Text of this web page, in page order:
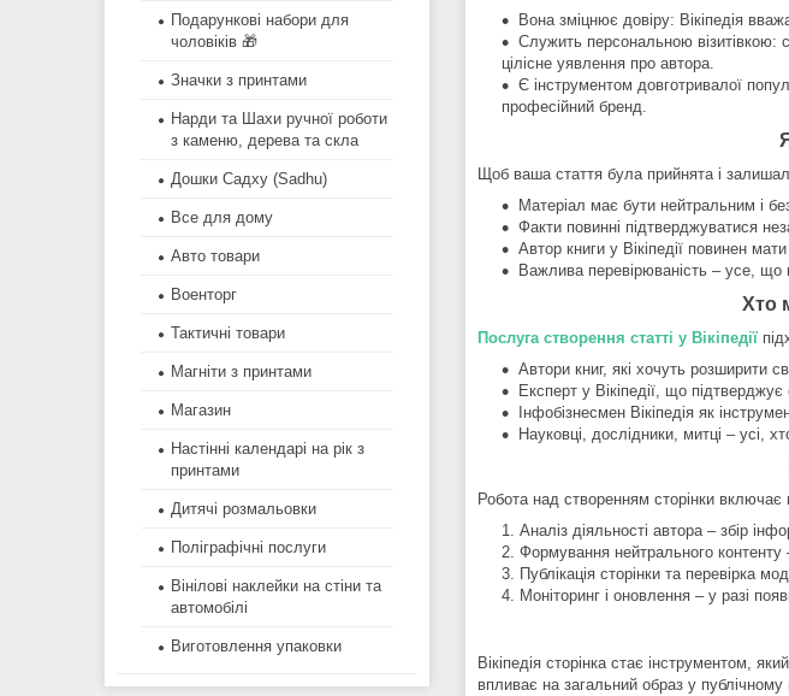
Вона зміцнює довіру: Вікіпедія
Служить персональною візитівкою:
цілісне уявлення про автора.
Є інструментом довготривалої
професійний бренд.
Щоб ваша стаття була прийнята і
Матеріал має бути нейтральним і
Факти повинні підтверджуватися
Автор книги у Вікіпедії повинен
Важлива перевірюваність – усе,
Хто
Послуга створення статті у Вікіпедії
Автори книг, які хочуть розширити
Експерт у Вікіпедії, що підтверджує
Інфобізнесмен Вікіпедія як
Науковці, дослідники, митці – усі,
Робота над створенням сторінки включає
Аналіз діяльності автора – збір
Формування нейтрального
Публікація сторінки та перевірка
Моніторинг і оновлення – у разі
Вікіпедія сторінка стає інструментом,
впливає на загальний образ у публічному
Подарункові набори для
чоловіків 🎁
Значки з принтами
Нарди та Шахи ручної роботи
з каменю, дерева та скла
Дошки Садху (Sadhu)
Все для дому
Авто товари
Военторг
Тактичні товари
Магніти з принтами
Магазин
Настінні календарі на рік з
принтами
Дитячі розмальовки
Поліграфічні послуги
Вінілові наклейки на стіни та
автомобілі
Виготовлення упаковки